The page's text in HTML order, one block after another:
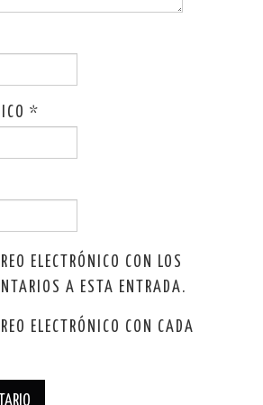
*
ELECTRÓNICO CON LOS
A ESTA ENTRADA.
ELECTRÓNICO CON CADA